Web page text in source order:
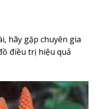
hãy gặp chuyên gia
điều trị hiệu quả